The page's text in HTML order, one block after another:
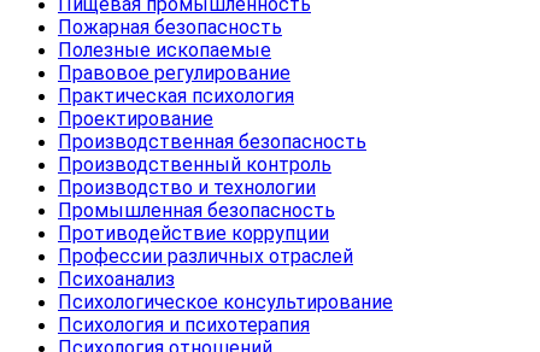
Пожарная безопасность
Полезные ископаемые
Правовое регулирование
Практическая психология
Проектирование
Производственная безопасность
Производственный контроль
Производство и технологии
Промышленная безопасность
Противодействие коррупции
Профессии различных отраслей
Психоанализ
Психологическое консультирование
Психология и психотерапия